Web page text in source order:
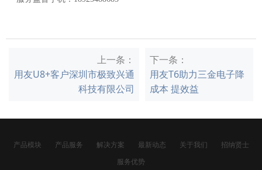
上一条：
用友U8+客户深圳市极致兴通
科技有限公司
下一条：
用友T6助力三金电子降
成本 提效益
产品模块 产品服务 解决方案 最新动态 关于我们
招纳贤士
服务优势